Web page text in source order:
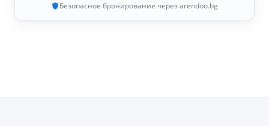
Безопасное бронирование через arendoo.bg